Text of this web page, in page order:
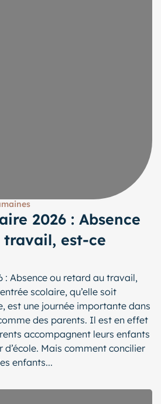
2026 : Absence
est-ce
: Absence ou retard au travail,
scolaire, qu’elle soit
est une journée importante dans
des parents. Il est en effet
accompagnent leurs enfants
Mais comment concilier
enfants...